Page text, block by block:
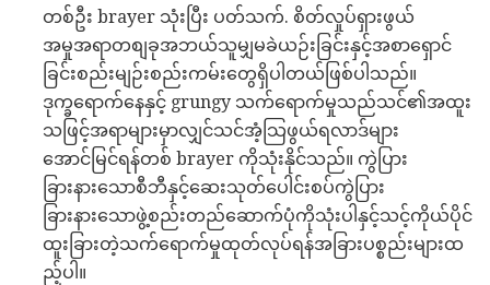
တစ်ဦး brayer သုံးပြီး ပတ်သက်. စိတ်လှုပ်ရှားဖွယ်
အမှုအရာတစျခုအဘယ်သူမျှမခဲယဉ်းခြင်းနှင့်အစာရှောင်
ခြင်းစည်းမျဉ်းစည်းကမ်းတွေရှိပါတယ်ဖြစ်ပါသည်။
ဒုက္ခရောက်နေနှင့် grungy သက်ရောက်မှုသည်သင်၏အထူး
သဖြင့်အရာများမှာလျှင်သင်အံ့သြဖွယ်ရလာဒ်များ
အောင်မြင်ရန်တစ် brayer ကိုသုံးနိုင်သည်။ ကွဲပြား
ခြားနားသောစီဘီနှင့်ဆေးသုတ်ပေါင်းစပ်ကွဲပြား
ခြားနားသောဖွဲ့စည်းတည်ဆောက်ပုံကိုသုံးပါနှင့်သင့်ကိုယ်ပိုင်
ထူးခြားတဲ့သက်ရောက်မှုထုတ်လုပ်ရန်အခြားပစ္စည်းများထ
ည့်ပါ။